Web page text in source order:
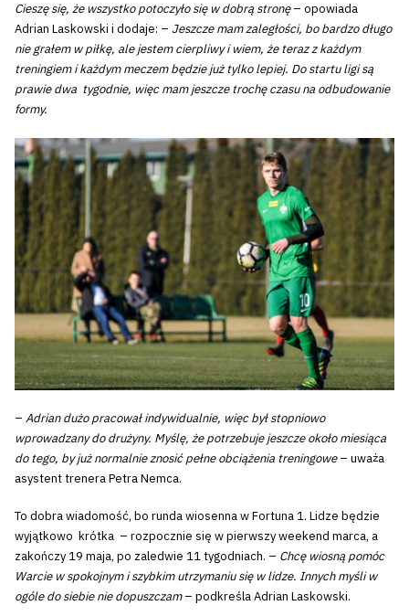
Cieszę się, że wszystko potoczyło się w dobrą stronę– opowiada
Adrian Laskowski i dodaje: – Jeszcze mam zaległości, bo bardzo długo
nie grałem w piłkę, ale jestem cierpliwy i wiem, że teraz z każdym
treningiem i każdym meczem będzie już tylko lepiej. Do startu ligi są
prawie dwa tygodnie, więc mam jeszcze trochę czasu na odbudowanie
formy.
– Adrian dużo pracował indywidualnie, więc był stopniowo
wprowadzany do drużyny. Myślę, że potrzebuje jeszcze około miesiąca
do tego, by już normalnie znosić pełne obciążenia treningowe– uważa
asystent trenera Petra Nemca.
To dobra wiadomość, bo runda wiosenna w Fortuna 1. Lidze będzie
wyjątkowo krótka – rozpocznie się w pierwszy weekend marca, a
zakończy 19 maja, po zaledwie 11 tygodniach. – Chcę wiosną pomóc
Warcie w spokojnym i szybkim utrzymaniu się w lidze. Innych myśli w
ogóle do siebie nie dopuszczam– podkreśla Adrian Laskowski.